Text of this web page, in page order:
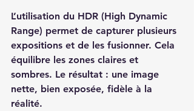
L’utilisation du HDR (High Dynamic
Range) permet de capturer plusieurs
expositions et de les fusionner. Cela
équilibre les zones claires et
sombres. Le résultat : une image
nette, bien exposée, fidèle à la
réalité.